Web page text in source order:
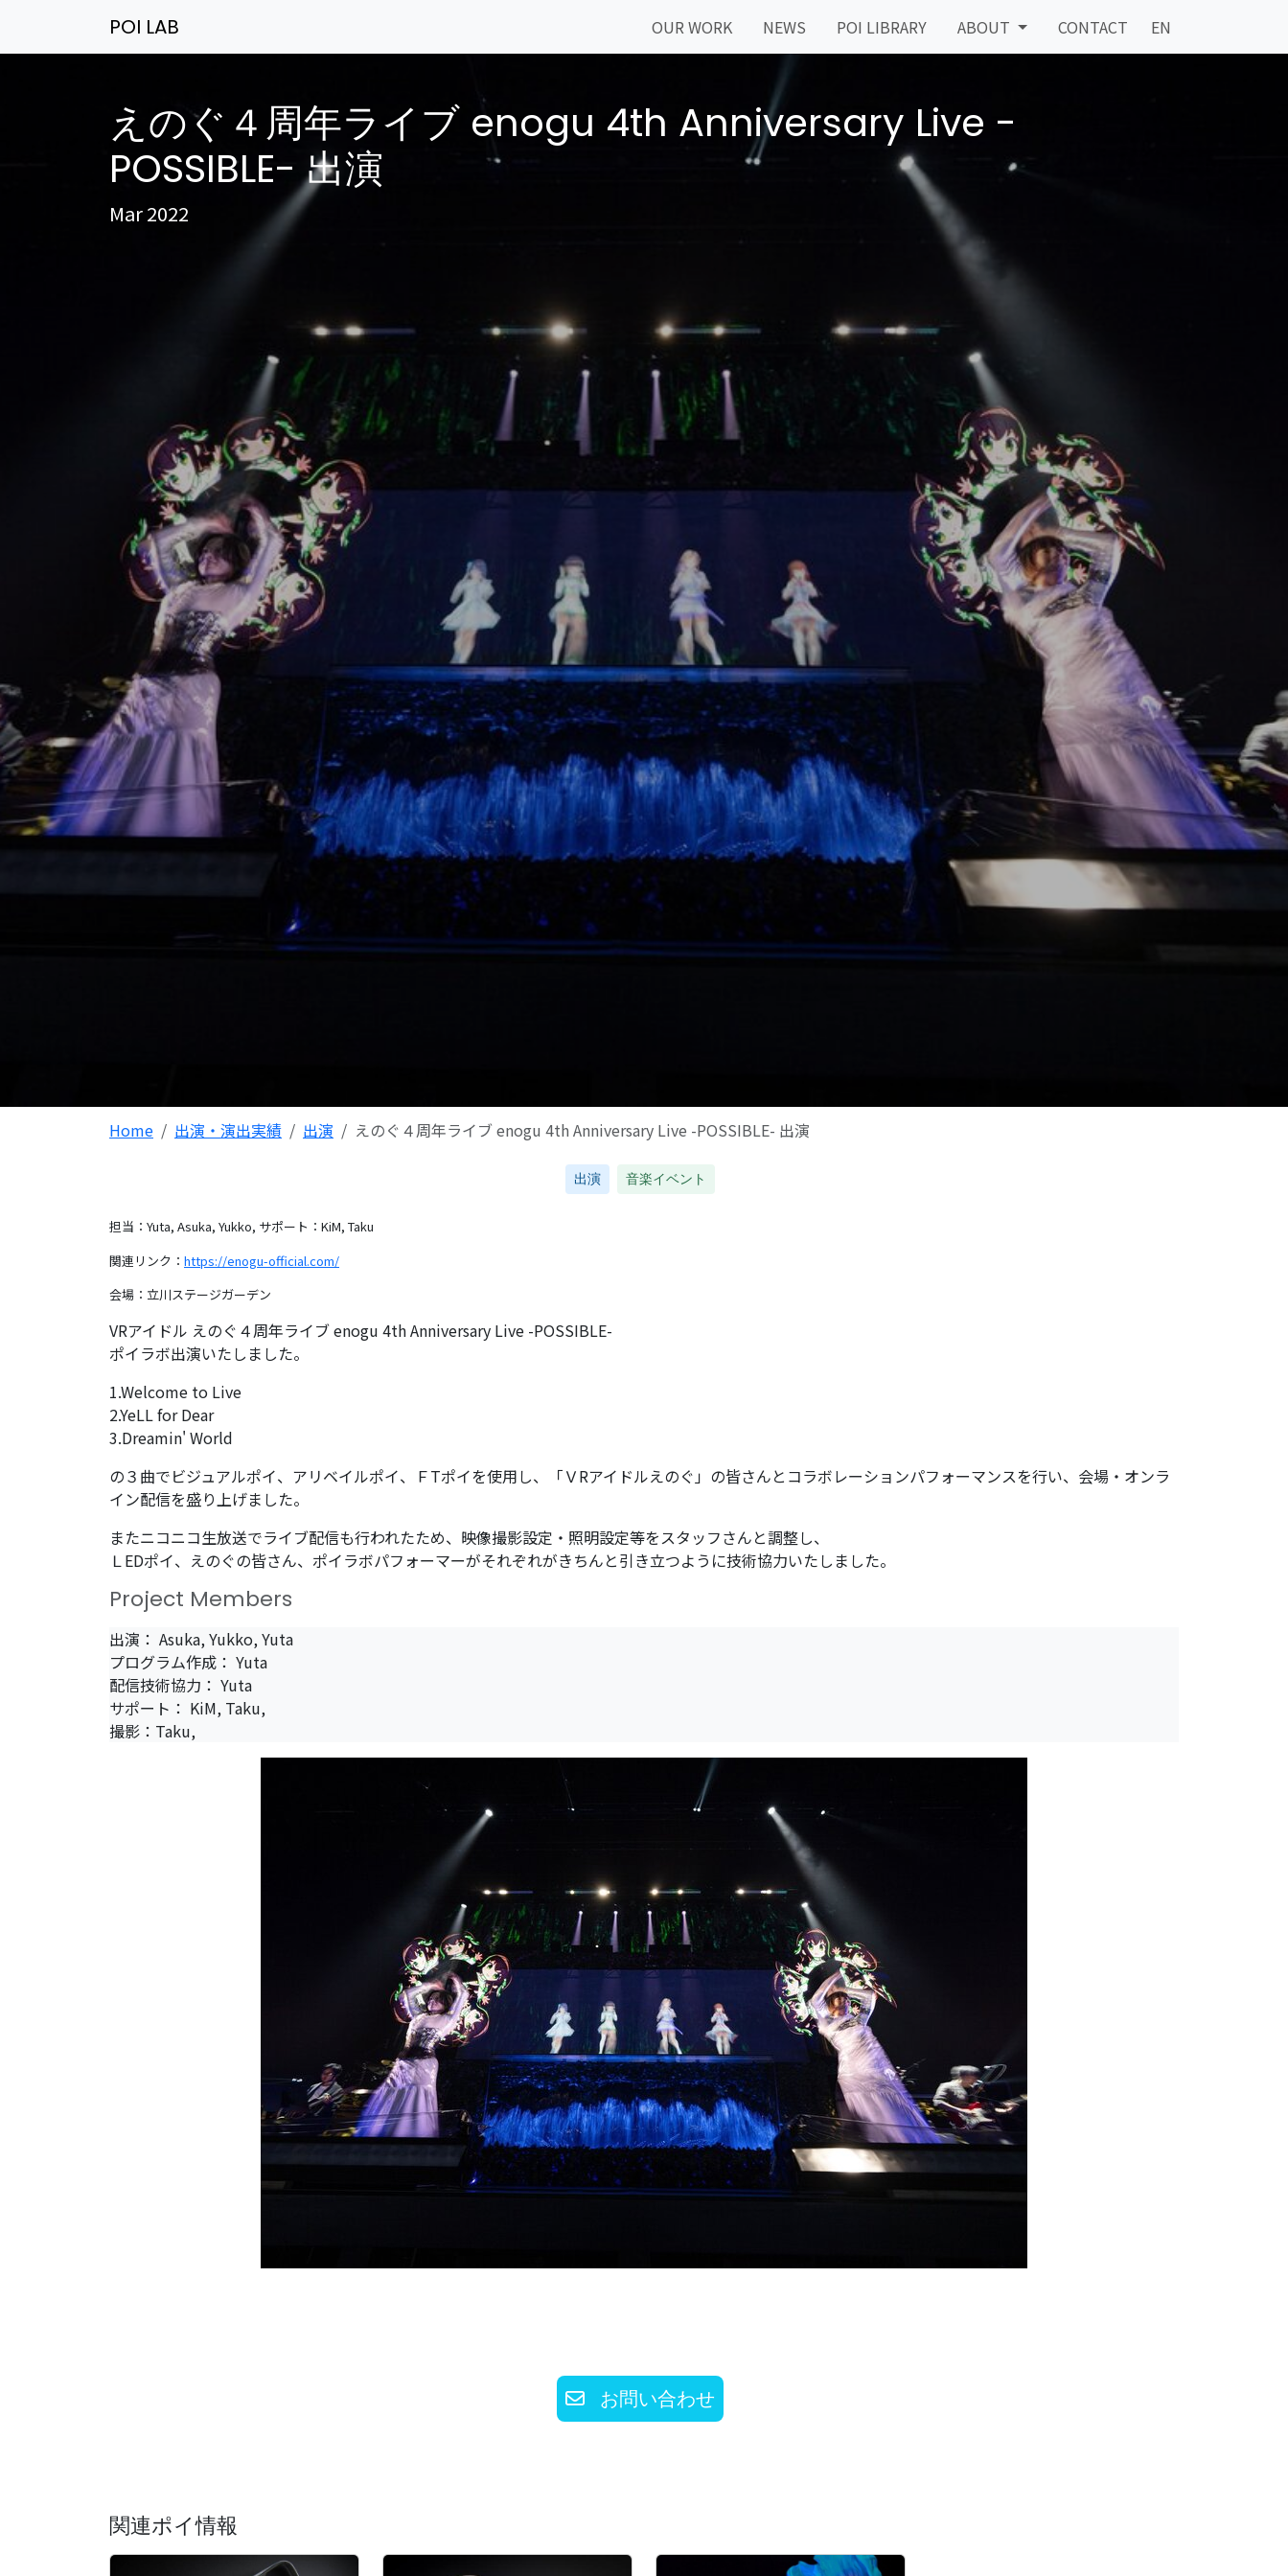
POI LAB OUR WORK NEWS POI LIBRARY ABOUT CONTACT EN
えのぐ４周年ライブ enogu 4th Anniversary Live -
POSSIBLE- 出演
Mar 2022
Home 出演・演出実績 出演 えのぐ４周年ライブ enogu 4th Anniversary Live -POSSIBLE- 出演
出演 音楽イベント
担当：Yuta, Asuka, Yukko, サポート：KiM, Taku
関連リンク： https://enogu-official.com/
会場：立川ステージガーデン
VRアイドル えのぐ４周年ライブ enogu 4th Anniversary Live -POSSIBLE-
ポイラボ出演いたしました。
1.Welcome to Live
2.YeLL for Dear
3.Dreamin' World
の３曲でビジュアルポイ、アリベイルポイ、ＦTポイを使用し、「ＶRアイドルえのぐ」の皆さんとコラボレーションパフォーマンスを行い、会場・オンラ
イン配信を盛り上げました。
またニコニコ生放送でライブ配信も行われたため、映像撮影設定・照明設定等をスタッフさんと調整し、
ＬEDポイ、えのぐの皆さん、ポイラボパフォーマーがそれぞれがきちんと引き立つように技術協力いたしました。
Project Members
出演： Asuka, Yukko, Yuta
プログラム作成： Yuta
配信技術協力： Yuta
サポート： KiM, Taku,
撮影：Taku,
お問い合わせ
関連ポイ情報